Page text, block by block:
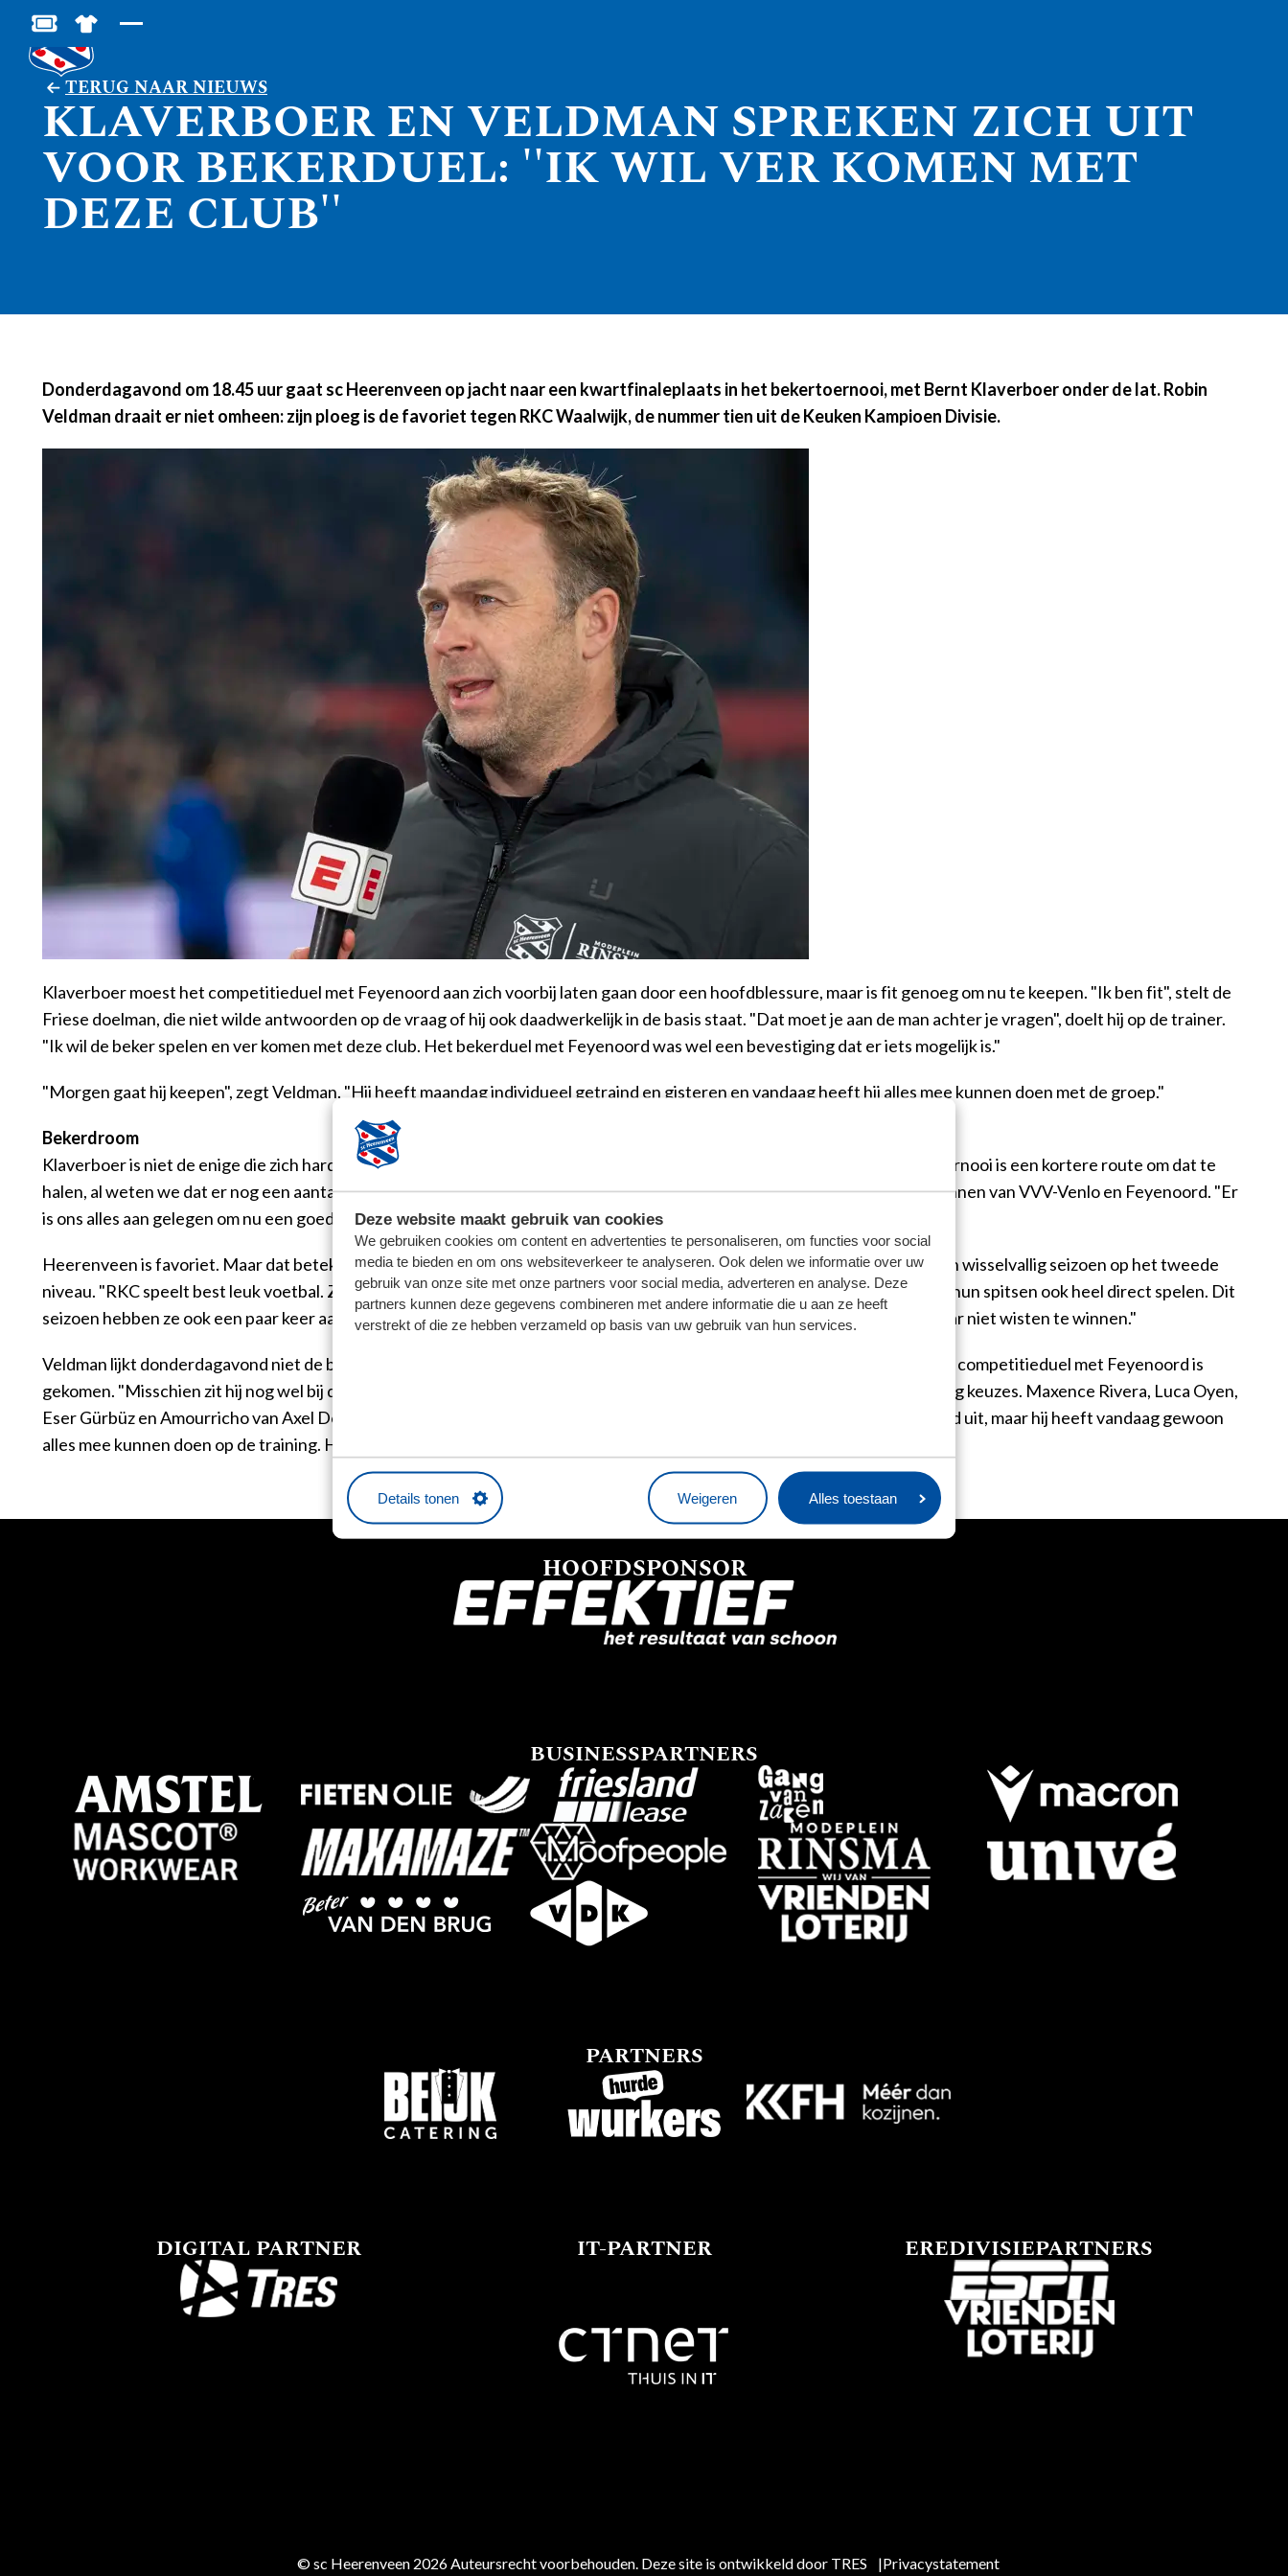
Deze website maakt gebruik van cookies
We gebruiken cookies om content en advertenties te personaliseren, om functies voor social
media te bieden en om ons websiteverkeer te analyseren. Ook delen we informatie over uw
gebruik van onze site met onze partners voor social media, adverteren en analyse. Deze
partners kunnen deze gegevens combineren met andere informatie die u aan ze heeft
verstrekt of die ze hebben verzameld op basis van uw gebruik van hun services.
Details tonen Weigeren Alles toestaan
BESTEL JOUW TICKETS
SHOP IN DE FEANSTORE
TERUG NAAR NIEUWS
KLAVERBOER EN VELDMAN SPREKEN ZICH UIT
VOOR BEKERDUEL: ''IK WIL VER KOMEN MET
DEZE CLUB''
Donderdagavond om 18.45 uur gaat sc Heerenveen op jacht naar een kwartfinaleplaats in het bekertoernooi, met Bernt Klaverboer onder de lat. Robin
Veldman draait er niet omheen: zijn ploeg is de favoriet tegen RKC Waalwijk, de nummer tien uit de Keuken Kampioen Divisie.
Klaverboer moest het competitieduel met Feyenoord aan zich voorbij laten gaan door een hoofdblessure, maar is fit genoeg om nu te keepen. "Ik ben fit", stelt de
Friese doelman, die niet wilde antwoorden op de vraag of hij ook daadwerkelijk in de basis staat. "Dat moet je aan de man achter je vragen", doelt hij op de trainer.
"Ik wil de beker spelen en ver komen met deze club. Het bekerduel met Feyenoord was wel een bevestiging dat er iets mogelijk is."
"Morgen gaat hij keepen", zegt Veldman. "Hij heeft maandag individueel getraind en gisteren en vandaag heeft hij alles mee kunnen doen met de groep."
Bekerdroom
Klaverboer is niet de enige die zich hardop uitspreekt. "Wij hebben als club de koers nei Europa uitgesproken. Het bekertoernooi is een kortere route om dat te
halen, al weten we dat er nog een aantal sterke ploegen in zitten", stelt de trainer, die zijn ploeg in de eerdere rondes zag winnen van VVV-Venlo en Feyenoord. "Er
is ons alles aan gelegen om nu een goede prestatie neer te zetten tegen RKC. Wij moeten als Eredivisieclub winnen."
Heerenveen is favoriet. Maar dat betekent niet dat de coach geen rekening houdt met de tegenstander, die bezig is aan een wisselvallig seizoen op het tweede
niveau. "RKC speelt best leuk voetbal. Ze zijn aardig aan de bal en hebben veel variatie in het aanvalsspel, maar kunnen met hun spitsen ook heel direct spelen. Dit
seizoen hebben ze ook een paar keer aan de verkeerde kant van de medaille gezeten, waarbij ze de betere ploeg waren, maar niet wisten te winnen."
Veldman lijkt donderdagavond niet de beschikking te hebben over Ringo Meerveld, die niet helemaal ongeschonden uit het competitieduel met Feyenoord is
gekomen. "Misschien zit hij nog wel bij de selectie als ‘ie een goede nacht heeft, maar hij zal niet starten. We hebben gelukkig keuzes. Maxence Rivera, Luca Oyen,
Eser Gürbüz en Amourricho van Axel Dongen kunnen daar allemaal spelen", stelt de trainer. "Trenskow viel tegen Feyenoord uit, maar hij heeft vandaag gewoon
alles mee kunnen doen op de training. Hij kan dus spelen."
HOOFDSPONSOR
BUSINESSPARTNERS
PARTNERS
DIGITAL PARTNER IT-PARTNER EREDIVISIEPARTNERS
© sc Heerenveen 2026 Auteursrecht voorbehouden. Deze site is ontwikkeld door TRES Privacystatement